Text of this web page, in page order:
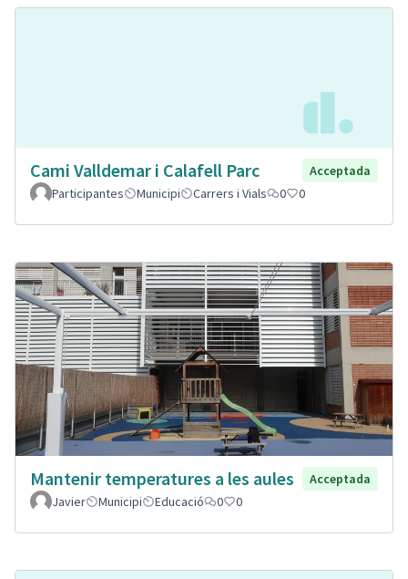
Cami Valldemar i Calafell Parc
Acceptada
Participantes
Municipi Carrers i Vials 0 0
Mantenir temperatures a les aules
Acceptada
Javier
Municipi Educació 0 0